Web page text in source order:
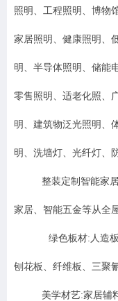
照明、工程照明、博物
家居照明、健康照明、
明、半导体照明、储能
零售照明、适老化照、
明、建筑物泛光照明、
明、洗墙灯、光纤灯、
整装定制智能家
家居、智能五金等从全
绿色板材:人造
刨花板、纤维板、三聚
美学材艺:家居辅